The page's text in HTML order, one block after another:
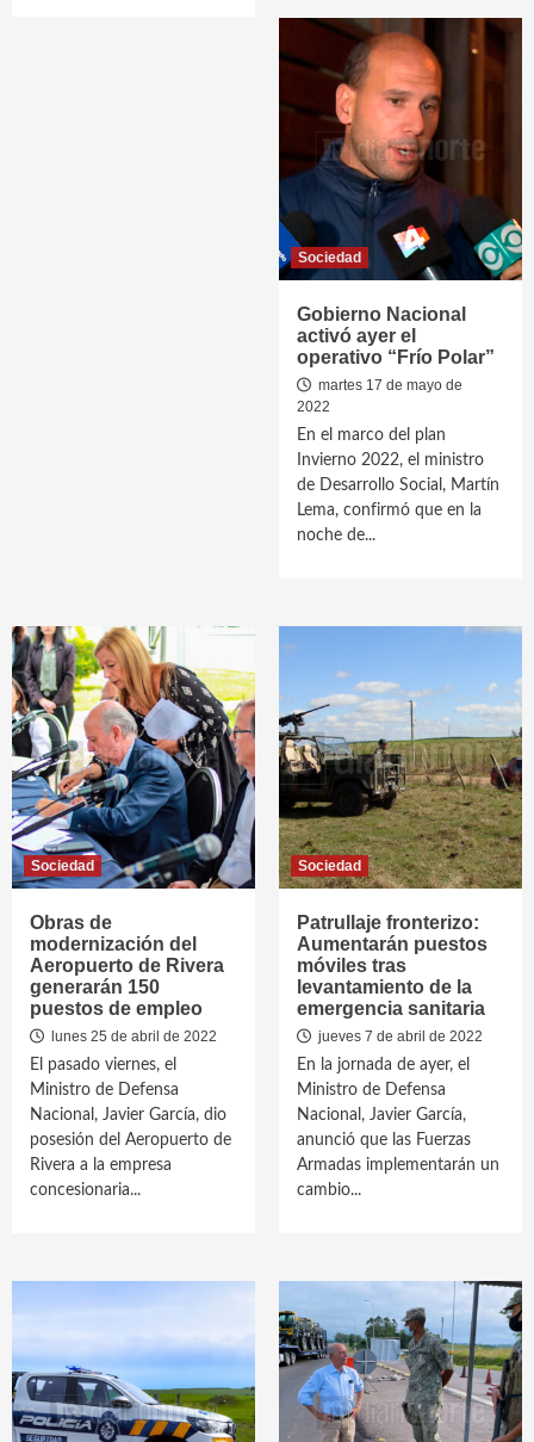
Sociedad
Gobierno Nacional
activó ayer el
operativo “Frío Polar”
martes 17 de mayo de
2022
En el marco del plan
Invierno 2022, el ministro
de Desarrollo Social, Martín
Lema, confirmó que en la
noche de...
Sociedad
Obras de
modernización del
Aeropuerto de Rivera
generarán 150
puestos de empleo
lunes 25 de abril de 2022
El pasado viernes, el
Ministro de Defensa
Nacional, Javier García, dio
posesión del Aeropuerto de
Rivera a la empresa
concesionaria...
Sociedad
Patrullaje fronterizo:
Aumentarán puestos
móviles tras
levantamiento de la
emergencia sanitaria
jueves 7 de abril de 2022
En la jornada de ayer, el
Ministro de Defensa
Nacional, Javier García,
anunció que las Fuerzas
Armadas implementarán un
cambio...